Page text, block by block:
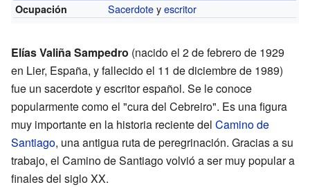
Ocupación
Sacerdoteyescritor
Elías Valiña Sampedro (nacido el 2 de febrero de 1929
en Lier, España, y fallecido el 11 de diciembre de 1989)
fue un sacerdote y escritor español. Se le conoce
popularmente como el "cura del Cebreiro". Es una figura
muy importante en la historia reciente del Camino de
Santiago, una antigua ruta de peregrinación. Gracias a su
trabajo, el Camino de Santiago volvió a ser muy popular a
finales del siglo XX.